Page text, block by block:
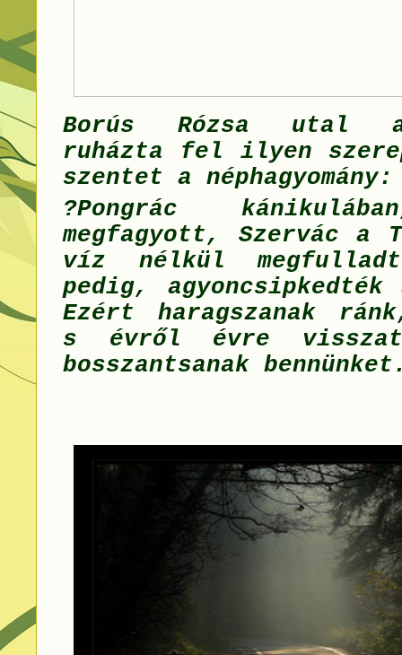
Borús Rózsa utal
ruházta fel ilyen
szentet a néphagyomány:
?Pongrác
megfagyott, Szervác a
víz nélkül
pedig, agyoncsipkedték
Ezért haragszanak
s évről évre
bosszantsanak